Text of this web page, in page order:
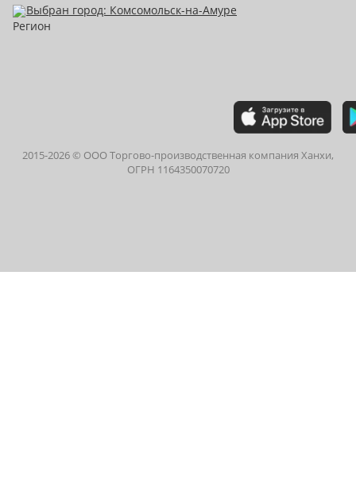
Выбран город: Комсомольск-на-Амуре
2015-2026© ООО Торгово-производственная компания Ханхи,
ОГРН 1164350070720